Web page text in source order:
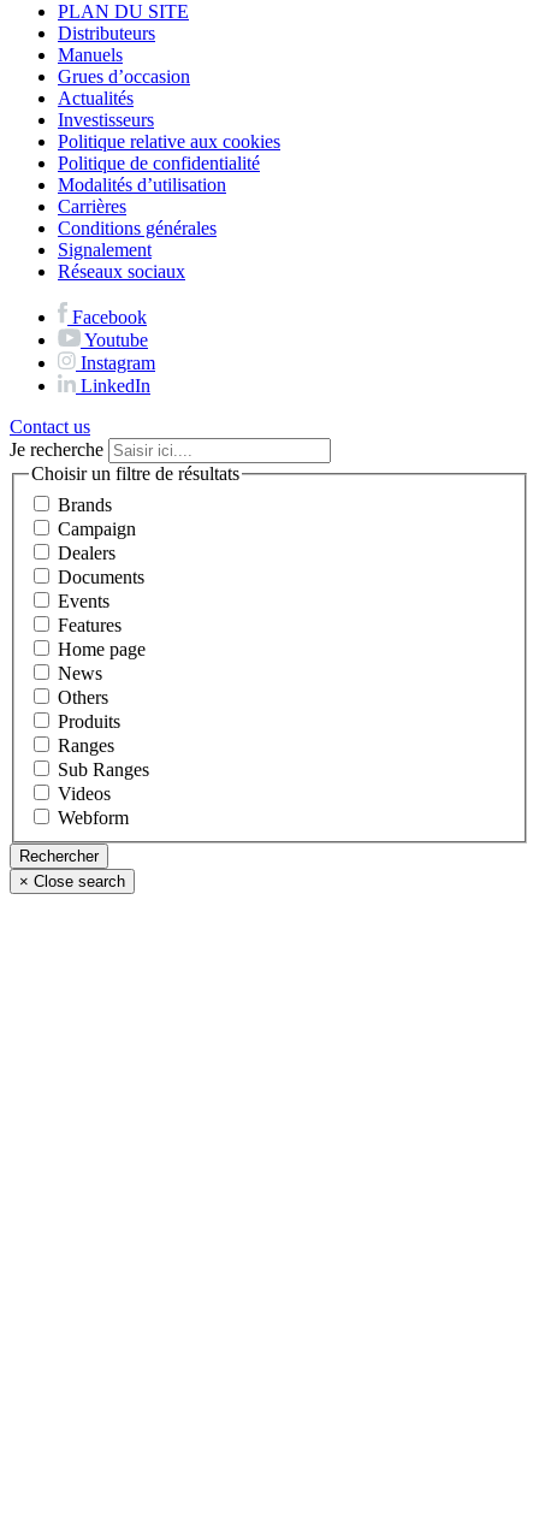
PLAN DU SITE
Distributeurs
Manuels
Grues d’occasion
Actualités
Investisseurs
Politique relative aux cookies
Politique de confidentialité
Modalités d’utilisation
Carrières
Conditions générales
Signalement
Réseaux sociaux
Facebook
Youtube
Instagram
LinkedIn
Contact us
Je recherche
Choisir un filtre de résultats
Brands
Campaign
Dealers
Documents
Events
Features
Home page
News
Others
Produits
Ranges
Sub Ranges
Videos
Webform
× Close search